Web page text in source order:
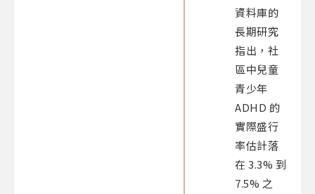
資料庫的
長期研究
指出，社
區中兒童
青少年
ADHD 的
實際盛行
率估計落
在 3.3% 到
7.5% 之